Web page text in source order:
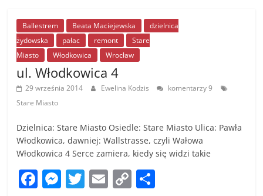
b
o
o
k
n
g
er
Li
n
k
Ballestrem Beata Maciejewska
dzielnica
żydowska
pałac remont
Stare
Miasto
Włodkowica Wrocław
ul. Włodkowica 4
29 września 2014 Ewelina Kodzis
komentarzy 9
Stare Miasto
Dzielnica: Stare Miasto Osiedle: Stare Miasto Ulica: Pawła
Włodkowica, dawniej: Wallstrasse, czyli Wałowa
Włodkowica 4 Serce zamiera, kiedy się widzi takie
F M T E C